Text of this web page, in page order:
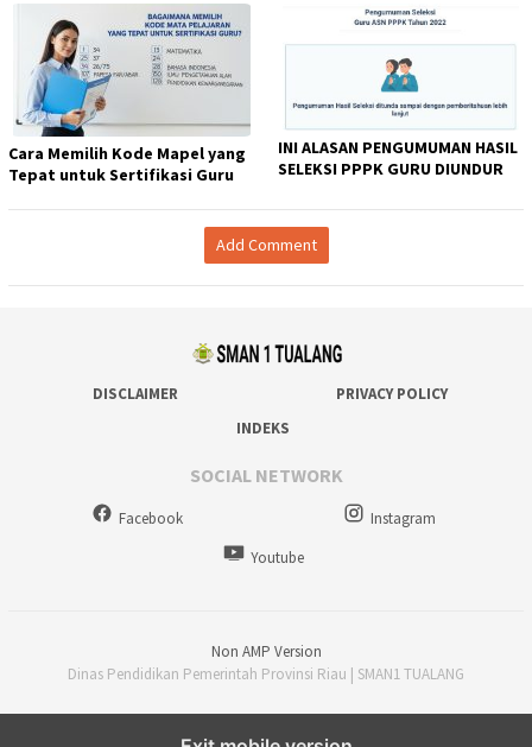
Cara Memilih Kode Mapel yang
Tepat untuk Sertifikasi Guru
INI ALASAN PENGUMUMAN HASIL
SELEKSI PPPK GURU DIUNDUR
Add Comment
DISCLAIMER
PRIVACY POLICY
INDEKS
SOCIAL NETWORK
Facebook
Instagram
Youtube
Non AMP Version
Dinas Pendidikan Pemerintah Provinsi Riau | SMAN1 TUALANG